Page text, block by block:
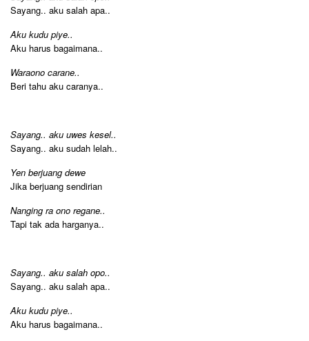
Sayang.. aku salah apa..
Aku kudu piye..
Aku harus bagaimana..
Waraono carane..
Beri tahu aku caranya..
Sayang.. aku uwes kesel..
Sayang.. aku sudah lelah..
Yen berjuang dewe
Jika berjuang sendirian
Nanging ra ono regane..
Tapi tak ada harganya..
Sayang.. aku salah opo..
Sayang.. aku salah apa..
Aku kudu piye..
Aku harus bagaimana..